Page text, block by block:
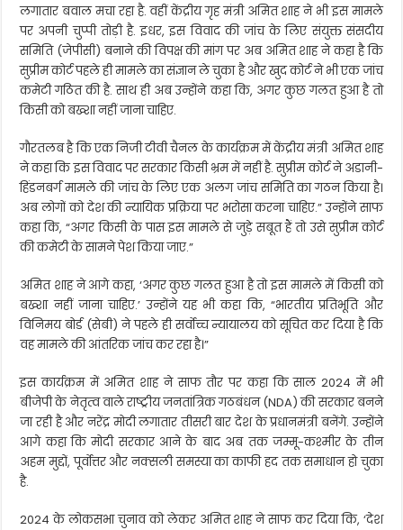
लगातार बवाल मचा रहा है. वहीं केंद्रीय गृह मंत्री अमित शाह ने भी इस मामले
पर अपनी चुप्पी तोड़ी है. इधर, इस विवाद की जांच के लिए संयुक्त संसदीय
समिति (जेपीसी) बनाने की विपक्ष की मांग पर अब अमित शाह ने कहा है कि
सुप्रीम कोर्ट पहले ही मामले का संज्ञान ले चुका है और खुद कोर्ट ने भी एक जांच
कमेटी गठित की है. साथ ही अब उन्होंने कहा कि, अगर कुछ गलत हुआ है तो
किसी को बख्शा नहीं जाना चाहिए.
गौरतलब है कि एक निजी टीवी चैनल के कार्यक्रम में केंद्रीय मंत्री अमित शाह
ने कहा कि इस विवाद पर सरकार किसी भ्रम में नहीं है. सुप्रीम कोर्ट ने अडानी-
हिंडनबर्ग मामले की जांच के लिए एक अलग जांच समिति का गठन किया है।
अब लोगों को देश की न्यायिक प्रक्रिया पर भरोसा करना चाहिए.” उन्होंने साफ
कहा कि, “अगर किसी के पास इस मामले से जुड़े सबूत हैं तो उसे सुप्रीम कोर्ट
की कमेटी के सामने पेश किया जाए.”
अमित शाह ने आगे कहा, ‘अगर कुछ गलत हुआ है तो इस मामले में किसी को
बख्शा नहीं जाना चाहिए.’ उन्होंने यह भी कहा कि, “भारतीय प्रतिभूति और
विनिमय बोर्ड (सेबी) ने पहले ही सर्वोच्च न्यायालय को सूचित कर दिया है कि
वह मामले की आंतरिक जांच कर रहा है।”
इस कार्यक्रम में अमित शाह ने साफ तौर पर कहा कि साल 2024 में भी
बीजेपी के नेतृत्व वाले राष्ट्रीय जनतांत्रिक गठबंधन (NDA) की सरकार बनने
जा रही है और नरेंद्र मोदी लगातार तीसरी बार देश के प्रधानमंत्री बनेंगे. उन्होंने
आगे कहा कि मोदी सरकार आने के बाद अब तक जम्मू-कश्मीर के तीन
अहम मुद्दों, पूर्वोत्तर और नक्सली समस्या का काफी हद तक समाधान हो चुका
है.
2024 के लोकसभा चुनाव को लेकर अमित शाह ने साफ कर दिया कि, ‘देश